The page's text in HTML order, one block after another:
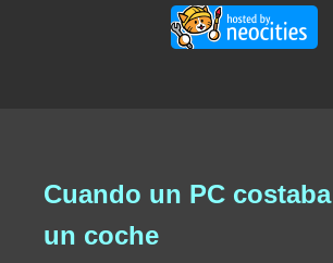
Cuando un PC
un coche